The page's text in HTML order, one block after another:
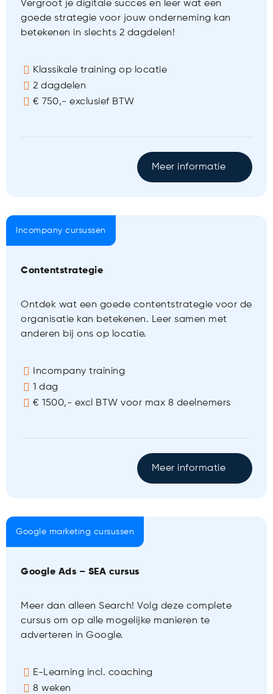
Vergroot je digitale succes en leer wat een
goede strategie voor jouw onderneming kan
betekenen in slechts 2 dagdelen!
Klassikale training op locatie
2 dagdelen
€ 750,- exclusief BTW
Meer informatie
Incompany cursussen
Contentstrategie
Ontdek wat een goede contentstrategie voor de
organisatie kan betekenen. Leer samen met
anderen bij ons op locatie.
Incompany training
1 dag
€ 1500,- excl BTW voor max 8 deelnemers
Meer informatie
Google marketing cursussen
Google Ads – SEA cursus
Meer dan alleen Search! Volg deze complete
cursus om op alle mogelijke manieren te
adverteren in Google.
E-Learning incl. coaching
8 weken